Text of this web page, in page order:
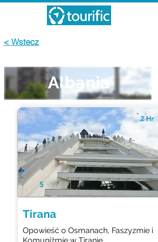
< Wstecz
Albania
5
Tirana
Opowieść o Osmanach, Faszyzmie i
2 Hr